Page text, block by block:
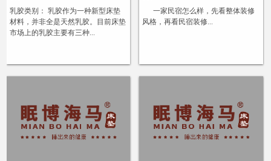
乳胶类别： 乳胶作为一种新型床垫
材料，并非全是天然乳胶。目前床垫
市场上的乳胶主要有三种...
+
一家民宿怎么样，先看整体装修
风格，再看民宿装修...
+